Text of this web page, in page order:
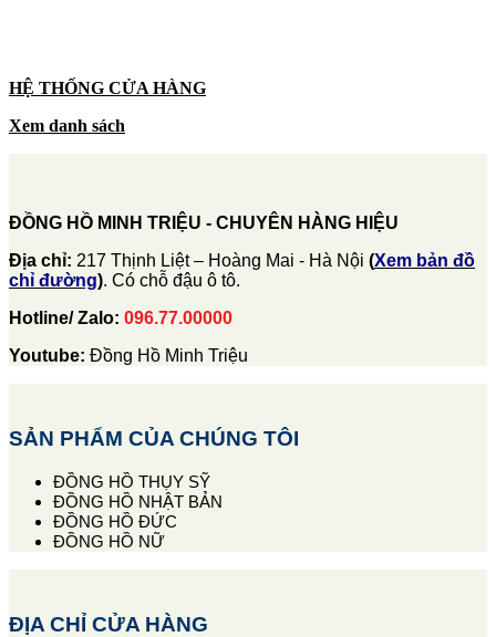
HỆ THỐNG CỬA HÀNG
Xem danh sách
ĐỒNG HỒ MINH TRIỆU - CHUYÊN HÀNG HIỆU
Địa chỉ: 217 Thịnh Liệt – Hoàng Mai - Hà Nội (Xem bản đồ
chỉ đường). Có chỗ đậu ô tô.
Hotline/ Zalo: 096.77.00000
Youtube: Đồng Hồ Minh Triệu
SẢN PHẨM CỦA CHÚNG TÔI
ĐỒNG HỒ THỤY SỸ
ĐỒNG HỒ NHẬT BẢN
ĐỒNG HỒ ĐỨC
ĐỒNG HỒ NỮ
ĐỊA CHỈ CỬA HÀNG